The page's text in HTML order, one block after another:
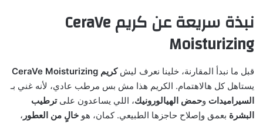
نبذة سريعة عن كريم CeraVe
Moisturizing
قبل ما نبدأ المقارنة، خلينا نعرف ليشكريم CeraVe Moisturizing
يستاهل كل هالاهتمام. الكريم هذا مش بس مرطب عادي، لأنه غني بـ
السيراميدات وحمض الهيالورونيك، اللي يساعدون علىترطيب
البشرة بعمق وإصلاح حاجزها الطبيعي. كمان، هو خالٍ من العطور ،